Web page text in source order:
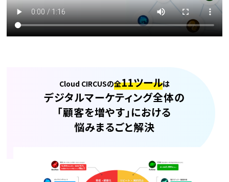
Cloud CIRCUSの全11ツールは
デジタルマーケティング全体の
「顧客を増やす」における
悩みまるごと解決